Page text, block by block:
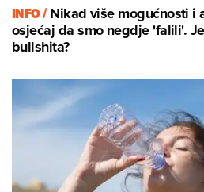
INFO /Nikad više mogućnosti i
osjećaj da smo negdje 'falili'.
bullshita?